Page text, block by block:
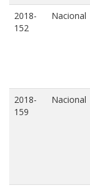
2018-
152
Nacional
2018-
159
Nacional